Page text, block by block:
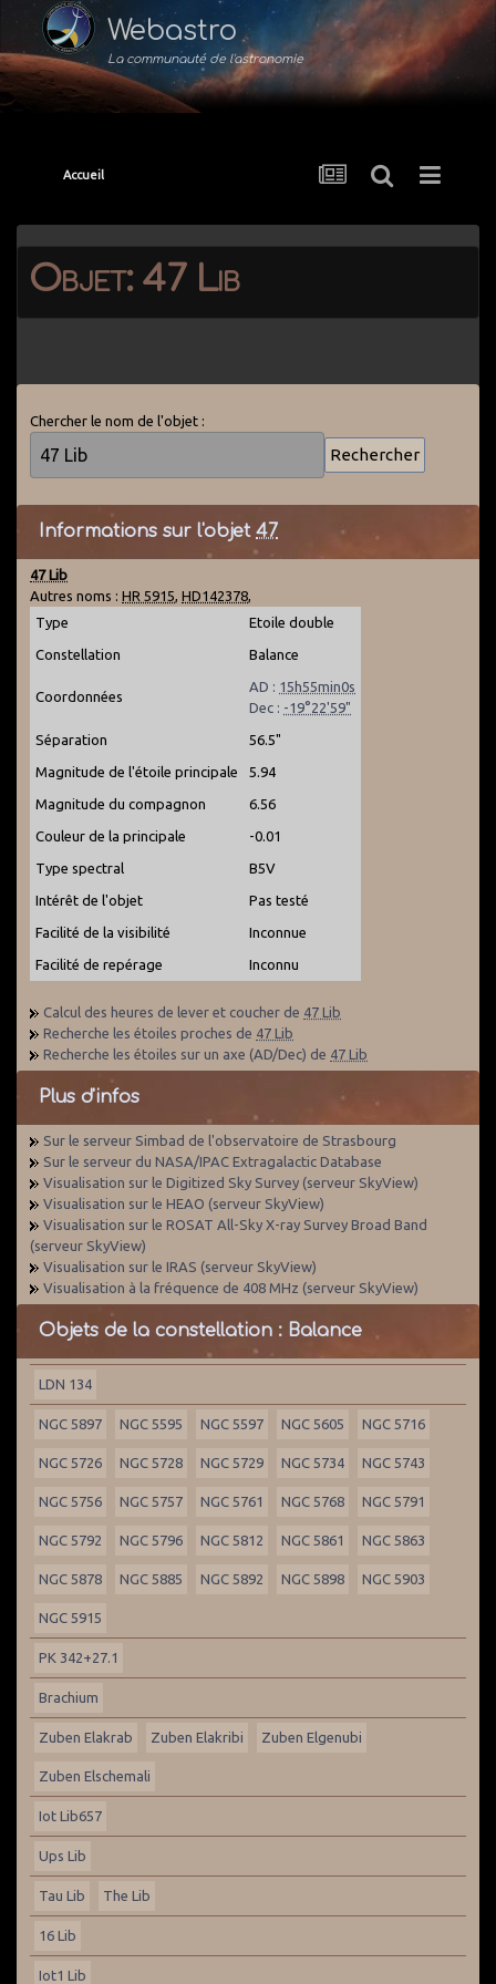
Webastro
La communauté de l'astronomie
Accueil
Objet: 47 Lib
Chercher le nom de l'objet :
Informations sur l'objet 47
47 Lib
Autres noms : HR 5915, HD142378,
Type
Etoile double
Constellation Balance
Coordonnées
AD : 15h55min0s
Dec : -19°22'59"
Séparation 56.5"
Magnitude de l'étoile principale 5.94
Magnitude du compagnon 6.56
Couleur de la principale -0.01
Type spectral B5V
Intérêt de l'objet Pas testé
Facilité de la visibilité Inconnue
Facilité de repérage Inconnu
Calcul des heures de lever et coucher de 47 Lib
Recherche les étoiles proches de 47 Lib
Recherche les étoiles sur un axe (AD/Dec) de 47 Lib
Plus d'infos
Sur le serveur Simbad de l'observatoire de Strasbourg
Sur le serveur du NASA/IPAC Extragalactic Database
Visualisation sur le Digitized Sky Survey (serveur SkyView)
Visualisation sur le HEAO (serveur SkyView)
Visualisation sur le ROSAT All-Sky X-ray Survey Broad Band
(serveur SkyView)
Visualisation sur le IRAS (serveur SkyView)
Visualisation à la fréquence de 408 MHz (serveur SkyView)
Objets de la constellation : Balance
LDN 134
NGC 5897 NGC 5595 NGC 5597 NGC 5605 NGC 5716
NGC 5726 NGC 5728 NGC 5729 NGC 5734 NGC 5743
NGC 5756 NGC 5757 NGC 5761 NGC 5768 NGC 5791
NGC 5792 NGC 5796 NGC 5812 NGC 5861 NGC 5863
NGC 5878 NGC 5885 NGC 5892 NGC 5898 NGC 5903
NGC 5915
PK 342+27.1
Brachium
Zuben Elakrab Zuben Elakribi Zuben Elgenubi
Zuben Elschemali
Iot Lib657
Ups Lib
Tau Lib The Lib
16 Lib
Iot1 Lib